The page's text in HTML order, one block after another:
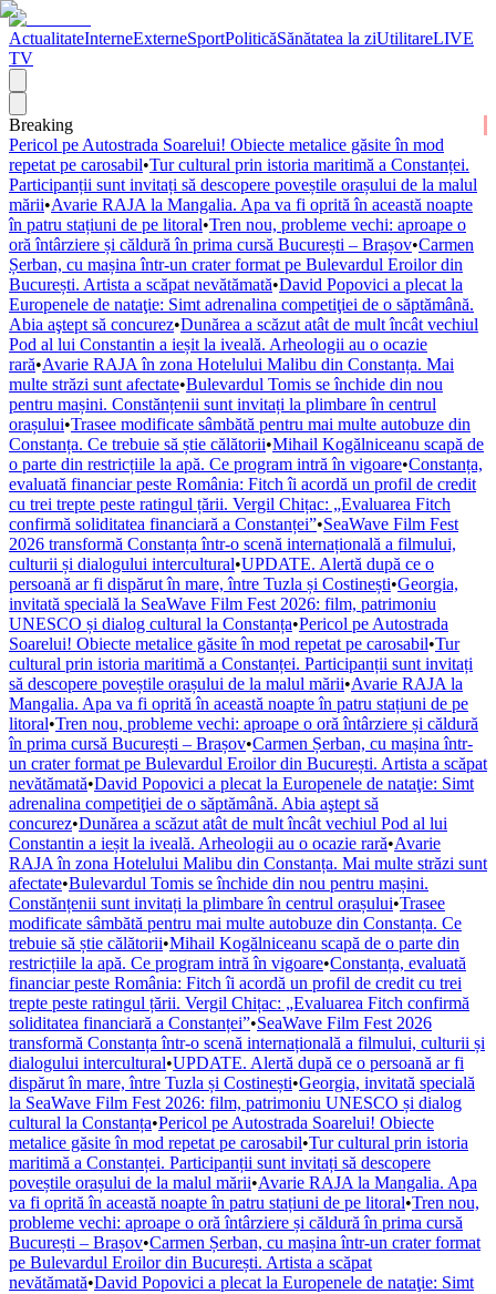
ActualitateInterneExterneSportPoliticăSănătatea la ziUtilitareLIVE
TV
Breaking
Pericol pe Autostrada Soarelui! Obiecte metalice găsite în mod
repetat pe carosabil•Tur cultural prin istoria maritimă a Constanței.
Participanții sunt invitați să descopere poveștile orașului de la malul
mării•Avarie RAJA la Mangalia. Apa va fi oprită în această noapte
în patru stațiuni de pe litoral•Tren nou, probleme vechi: aproape o
oră întârziere și căldură în prima cursă București – Brașov•Carmen
Șerban, cu mașina într-un crater format pe Bulevardul Eroilor din
București. Artista a scăpat nevătămată•David Popovici a plecat la
Europenele de nataţie: Simt adrenalina competiţiei de o săptămână.
Abia aştept să concurez•Dunărea a scăzut atât de mult încât vechiul
Pod al lui Constantin a ieșit la iveală. Arheologii au o ocazie
rară•Avarie RAJA în zona Hotelului Malibu din Constanța. Mai
multe străzi sunt afectate•Bulevardul Tomis se închide din nou
pentru mașini. Constănțenii sunt invitați la plimbare în centrul
orașului•Trasee modificate sâmbătă pentru mai multe autobuze din
Constanța. Ce trebuie să știe călătorii•Mihail Kogălniceanu scapă de
o parte din restricțiile la apă. Ce program intră în vigoare•Constanța,
evaluată financiar peste România: Fitch îi acordă un profil de credit
cu trei trepte peste ratingul țării. Vergil Chițac: „Evaluarea Fitch
confirmă soliditatea financiară a Constanței”•SeaWave Film Fest
2026 transformă Constanța într-o scenă internațională a filmului,
culturii și dialogului intercultural•UPDATE. Alertă după ce o
persoană ar fi dispărut în mare, între Tuzla și Costinești•Georgia,
invitată specială la SeaWave Film Fest 2026: film, patrimoniu
UNESCO și dialog cultural la Constanța•Pericol pe Autostrada
Soarelui! Obiecte metalice găsite în mod repetat pe carosabil•Tur
cultural prin istoria maritimă a Constanței. Participanții sunt invitați
să descopere poveștile orașului de la malul mării•Avarie RAJA la
Mangalia. Apa va fi oprită în această noapte în patru stațiuni de pe
litoral•Tren nou, probleme vechi: aproape o oră întârziere și căldură
în prima cursă București – Brașov•Carmen Șerban, cu mașina într-
un crater format pe Bulevardul Eroilor din București. Artista a scăpat
nevătămată•David Popovici a plecat la Europenele de nataţie: Simt
adrenalina competiţiei de o săptămână. Abia aştept să
concurez•Dunărea a scăzut atât de mult încât vechiul Pod al lui
Constantin a ieșit la iveală. Arheologii au o ocazie rară•Avarie
RAJA în zona Hotelului Malibu din Constanța. Mai multe străzi sunt
afectate•Bulevardul Tomis se închide din nou pentru mașini.
Constănțenii sunt invitați la plimbare în centrul orașului•Trasee
modificate sâmbătă pentru mai multe autobuze din Constanța. Ce
trebuie să știe călătorii•Mihail Kogălniceanu scapă de o parte din
restricțiile la apă. Ce program intră în vigoare•Constanța, evaluată
financiar peste România: Fitch îi acordă un profil de credit cu trei
trepte peste ratingul țării. Vergil Chițac: „Evaluarea Fitch confirmă
soliditatea financiară a Constanței”•SeaWave Film Fest 2026
transformă Constanța într-o scenă internațională a filmului, culturii și
dialogului intercultural•UPDATE. Alertă după ce o persoană ar fi
dispărut în mare, între Tuzla și Costinești•Georgia, invitată specială
la SeaWave Film Fest 2026: film, patrimoniu UNESCO și dialog
cultural la Constanța•Pericol pe Autostrada Soarelui! Obiecte
metalice găsite în mod repetat pe carosabil•Tur cultural prin istoria
maritimă a Constanței. Participanții sunt invitați să descopere
poveștile orașului de la malul mării•Avarie RAJA la Mangalia. Apa
va fi oprită în această noapte în patru stațiuni de pe litoral•Tren nou,
probleme vechi: aproape o oră întârziere și căldură în prima cursă
București – Brașov•Carmen Șerban, cu mașina într-un crater format
pe Bulevardul Eroilor din București. Artista a scăpat
nevătămată•David Popovici a plecat la Europenele de nataţie: Simt